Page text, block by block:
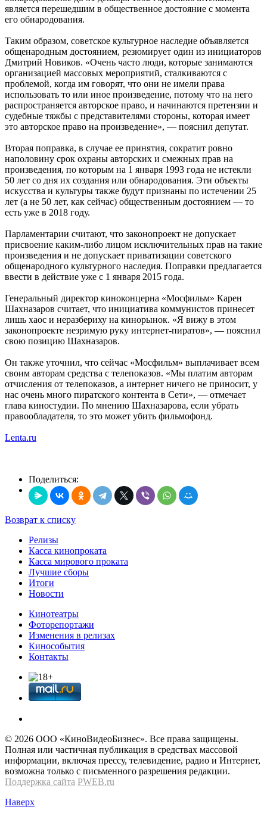
является перешедшим в общественное достояние с момента
его обнародования.
Таким образом, советское культурное наследие объявляется
общенародным достоянием, резюмирует один из инициаторов
Дмитрий Новиков. «Очень часто люди, которые занимаются
организацией массовых мероприятий, сталкиваются с
проблемой, когда им говорят, что они не имели права
использовать то или иное произведение, потому что на него
распространяется авторское право, и начинаются претензии и
судебные тяжбы с представителями стороны, которая имеет
это авторское право на произведение», — пояснил депутат.
Вторая поправка, в случае ее принятия, сократит ровно
наполовину срок охраны авторских и смежных прав на
произведения, по которым на 1 января 1993 года не истекли
50 лет со дня их создания или обнародования. Эти объекты
искусства и культуры также будут признаны по истечении 25
лет (а не 50 лет, как сейчас) общественным достоянием — то
есть уже в 2018 году.
Парламентарии считают, что законопроект не допускает
присвоение каким-либо лицом исключительных прав на такие
произведения и не допускает приватизации советского
общенародного культурного наследия. Поправки предлагается
ввести в действие уже с 1 января 2015 года.
Генеральный директор киноконцерна «Мосфильм» Карен
Шахназаров считает, что инициатива коммунистов принесет
лишь хаос и неразбериху на кинорынок. «Я вижу в этом
законопроекте незримую руку интернет-пиратов», — пояснил
свою позицию Шахназаров.
Он также уточнил, что сейчас «Мосфильм» выплачивает всем
своим авторам средства с телепоказов. «Мы платим авторам
отчисления от телепоказов, а интернет ничего не приносит, у
нас очень много пиратского контента в Сети», — отмечает
глава киностудии. По мнению Шахназарова, если убрать
правообладателя, то это может убить фильмофонд.
Lenta.ru
Поделиться:
Возврат к списку
Релизы
Касса кинопроката
Касса мирового проката
Лучшие сборы
Итоги
Новости
Кинотеатры
Фоторепортажи
Изменения в релизах
Кинособытия
Контакты
© 2026 OOО «КиноВидеоБизнес». Все права защищены.
Полная или частичная публикация в средствах массовой
информации, включая прессу, телевидение, радио и Интернет,
возможна только с письменного разрешения редакции.
Поддержка сайта PWEB.ru
Наверх